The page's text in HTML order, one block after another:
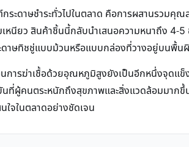
ะดาษชำระทั่วไปในตลาด คือการผสานรวม
หนียว สินค้าชิ้นนี้กลับนำเสนอความหนาถึง
ดาษทิชชู่แบบม้วนหรือแบบกล่องที่วางอยู่บนพื้น
การฆ่าเชื้อด้วยอุณหภูมิสูงยังเป็นอีกหนึ่งจุดแ
ที่ผู้คนตระหนักถึงสุขภาพและสิ่งแวดล้อมมา
จในตลาดอย่างชัดเจน